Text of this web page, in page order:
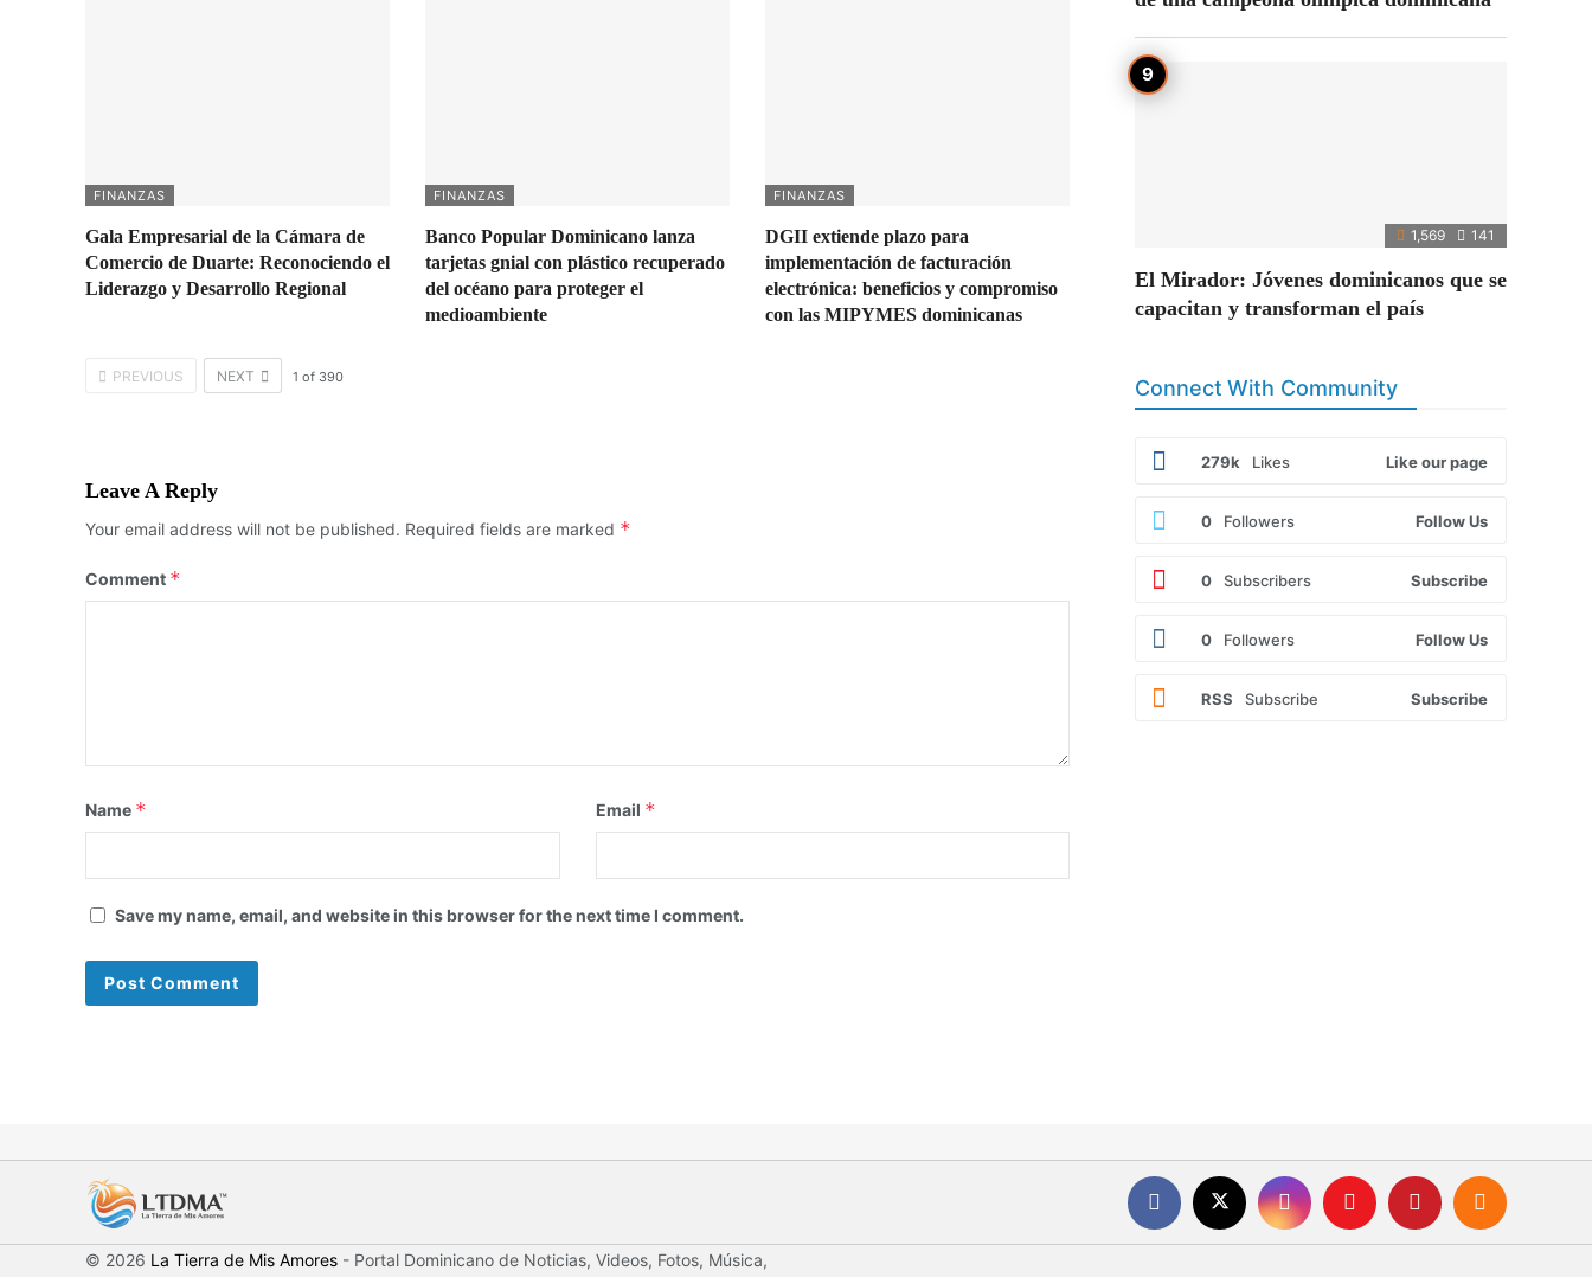
FINANZAS
Gala Empresarial de la Cámara de
Comercio de Duarte: Reconociendo el
Liderazgo y Desarrollo Regional
FINANZAS
Banco Popular Dominicano lanza
tarjetas gnial con plástico recuperado
del océano para proteger el
medioambiente
FINANZAS
DGII extiende plazo para
implementación de facturación
electrónica: beneficios y compromiso
con las MIPYMES dominicanas
PREVIOUS NEXT 1 of 390
Leave A Reply
Your email address will not be published. Required fields are marked *
Comment *
Name * Email *
Save my name, email, and website in this browser for the next time I comment.
1,569 141
El Mirador: Jóvenes dominicanos que se
capacitan y transforman el país
Connect With Community
279k Likes Like our page
0 Followers Follow Us
0 Subscribers Subscribe
0 Followers Follow Us
RSS Subscribe Subscribe
© 2026 La Tierra de Mis Amores - Portal Dominicano de Noticias, Videos, Fotos, Música,